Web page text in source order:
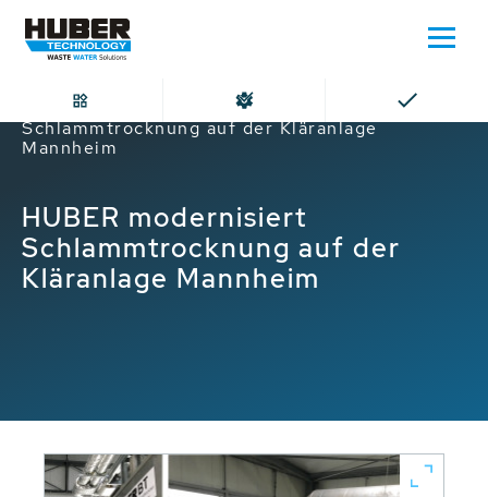
Home
HUBER modernisiert
Schlammtrocknung auf der Kläranlage
Mannheim
HUBER modernisiert
Schlammtrocknung auf der
Kläranlage Mannheim